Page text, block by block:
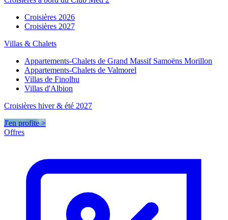
Croisières 2026
Croisières 2027
Villas & Chalets
Appartements-Chalets de Grand Massif Samoëns Morillon
Appartements-Chalets de Valmorel
Villas de Finolhu
Villas d'Albion
Croisières hiver & été 2027
J'en profite >
Offres